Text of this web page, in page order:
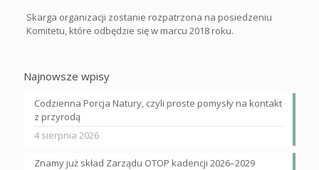
Skarga organizacji zostanie rozpatrzona na posiedzeniu
Komitetu, które odbędzie się w marcu 2018 roku.
Najnowsze wpisy
Codzienna Porcja Natury, czyli proste pomysły na kontakt
z przyrodą
4 sierpnia 2026
Znamy już skład Zarządu OTOP kadencji 2026–2029